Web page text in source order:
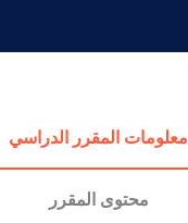
معلومات المقرر الدراسي
محتوى المقرر